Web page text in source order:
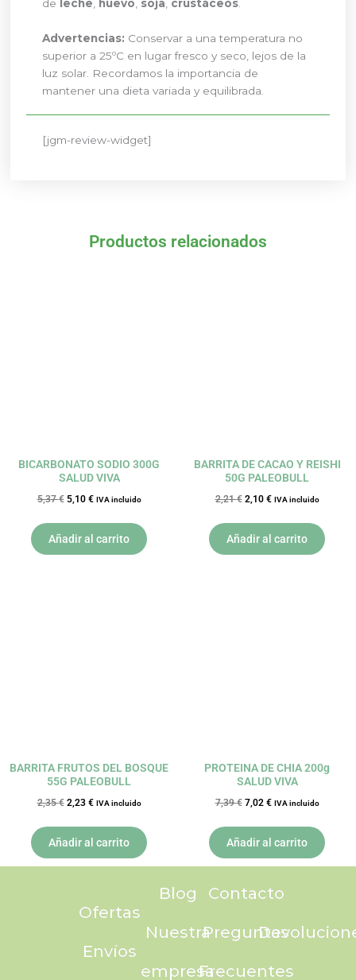
de
leche, huevo, soja, crustáceos.
Advertencias: Conservar a una temperatura no
superior a 25ºC en lugar fresco y seco, lejos de la
luz solar. Recordamos la importancia de
mantener una dieta variada y equilibrada.
[jgm-review-widget]
Productos relacionados
BICARBONATO SODIO 300G
SALUD VIVA
5,37€ 5,10 € IVA incluido
Añadir al carrito
BARRITA DE CACAO Y REISHI
50G PALEOBULL
2,21€ 2,10 € IVA incluido
Añadir al carrito
BARRITA FRUTOS DEL BOSQUE
55G PALEOBULL
2,35€ 2,23 € IVA incluido
Añadir al carrito
PROTEINA DE CHIA 200g
SALUD VIVA
7,39€ 7,02 € IVA incluido
Añadir al carrito
Ofertas
Envíos
Blog
Nuestra
empresa
Contacto
Preguntas
Frecuentes